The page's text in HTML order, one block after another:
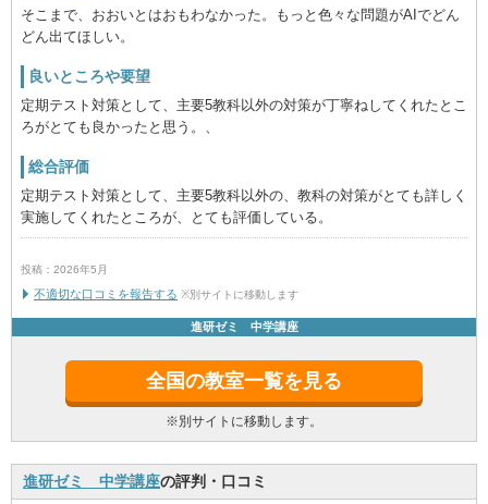
そこまで、おおいとはおもわなかった。もっと色々な問題がAIでどん
どん出てほしい。
良いところや要望
定期テスト対策として、主要5教科以外の対策が丁寧ねしてくれたとこ
ろがとても良かったと思う。、
総合評価
定期テスト対策として、主要5教科以外の、教科の対策がとても詳しく
実施してくれたところが、とても評価している。
投稿：2026年5月
不適切な口コミを報告する ※別サイトに移動します
進研ゼミ 中学講座
全国の教室一覧を見る
※別サイトに移動します。
進研ゼミ 中学講座の評判・口コミ